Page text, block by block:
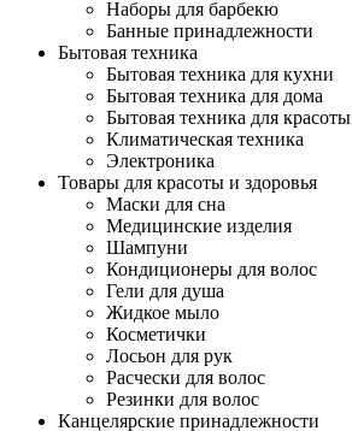
Наборы для барбекю
Банные принадлежности
Бытовая техника
Бытовая техника для кухни
Бытовая техника для дома
Бытовая техника для красоты
Климатическая техника
Электроника
Товары для красоты и здоровья
Маски для сна
Медицинские изделия
Шампуни
Кондиционеры для волос
Гели для душа
Жидкое мыло
Косметички
Лосьон для рук
Расчески для волос
Резинки для волос
Канцелярские принадлежности